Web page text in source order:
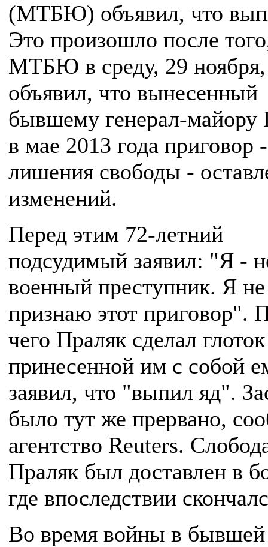
(МТБЮ) объявил, что
Это произошло после
МТБЮ в среду, 29 ноября,
объявил, что вынесенный
бывшему генерал-майору
в мае 2013 года приговор
лишения свободы -
изменений.
Перед этим 72-летний
подсудимый заявил: "Я -
военный преступник. Я не
признаю этот приговор".
чего Праляк сделал
принесенной им с собой
заявил, что "выпил яд".
было тут же прервано,
агентство Reuters.
Праляк был доставлен в
где впоследствии
Во время войны в бывшей